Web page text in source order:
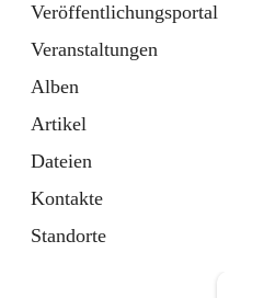
Veröffentlichungsportal
Veranstaltungen
Alben
Artikel
Dateien
Kontakte
Standorte